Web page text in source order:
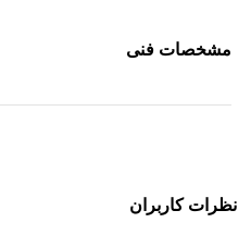
مشخصات فنی
نظرات کاربران